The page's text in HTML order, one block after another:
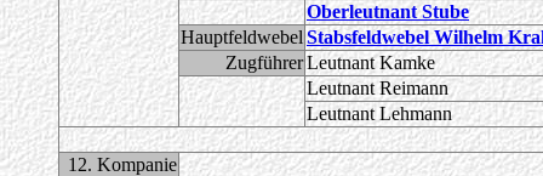
Oberleutnant Stube
Hauptfeldwebel Stabsfeldwebel Wilhelm
ZugführerLeutnant Kamke
Leutnant Reimann
Leutnant Lehmann
12. Kompanie